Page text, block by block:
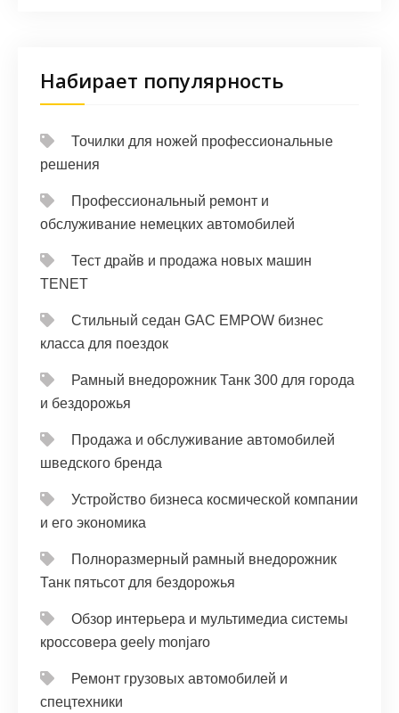
Набирает популярность
Точилки для ножей профессиональные
решения
Профессиональный ремонт и
обслуживание немецких автомобилей
Тест драйв и продажа новых машин
TENET
Стильный седан GAC EMPOW бизнес
класса для поездок
Рамный внедорожник Танк 300 для города
и бездорожья
Продажа и обслуживание автомобилей
шведского бренда
Устройство бизнеса космической компании
и его экономика
Полноразмерный рамный внедорожник
Танк пятьсот для бездорожья
Обзор интерьера и мультимедиа системы
кроссовера geely monjaro
Ремонт грузовых автомобилей и
спецтехники